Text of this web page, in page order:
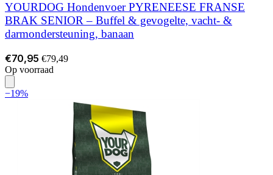
YOURDOG Hondenvoer PYRENEESE FRANSE
BRAK SENIOR – Buffel & gevogelte, vacht- &
darmondersteuning, banaan
€70,95 €79,49
Op voorraad
−19%